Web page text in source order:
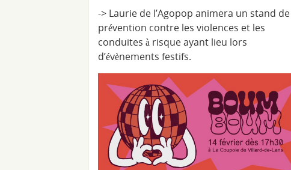
-> Laurie de l’Agopop animera un stand de
prévention contre les violences et les
conduites à risque ayant lieu lors
d’évènements festifs.